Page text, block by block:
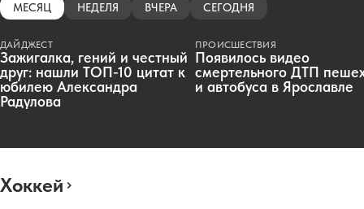
МЕСЯЦ НЕДЕЛЯ ВЧЕРА СЕГОДНЯ
ДАЙДЖЕСТ
Зажигалка, гений и честный
друг: нашли ТОП-10 цитат к
юбилею Александра
Радулова
ПРОИСШЕСТВИЯ
Появилось видео
смертельного ДТП
и автобуса в Ярославле
Хоккей